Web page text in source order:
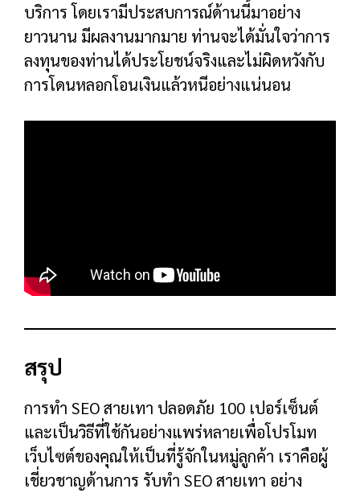
บริการ โดยเรามีประสบการณ์ด้านนี้มาอย่าง
ยาวนาน มีผลงานมากมาย ท่านจะได้มั่นใจว่าการ
ลงทุนของท่านได้ประโยชน์จริงและไม่ผิดหวังกับ
การโดนหลอกโอนเงินแล้วหนีอย่างแน่นอน
สรุป
การทำ SEO สายเทา ปลอดภัย 100 เปอร์เซ็นต์
และเป็นวิธีที่ใช้กันอย่างแพร่หลายเพื่อโปรโมท
เว็บไซต์ของคุณให้เป็นที่รู้จักในหมู่ลูกค้า เราคือผู้
เชี่ยวชาญด้านการ รับทำ SEO สายเทา อย่าง